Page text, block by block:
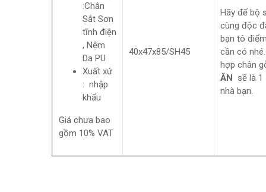
:Chân
Sắt Sơn
tĩnh điện
, Nệm
Da PU
Xuất xứ
: nhập
khẩu
Giá chưa bao
gồm 10% VAT
40x47x85/SH45
Hãy để bộ
cùng độc
bạn tô
cần có
hợp chân
ĂN sẽ là
nhà bạn.